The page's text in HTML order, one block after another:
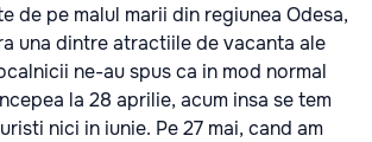
de pe malul marii din regiunea Odesa,
una dintre atractiile de vacanta ale
ne-au spus ca in mod normal
la 28 aprilie, acum insa se tem
nici in iunie. Pe 27 mai, cand am